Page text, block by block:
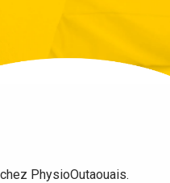
PhysioOutaouais.